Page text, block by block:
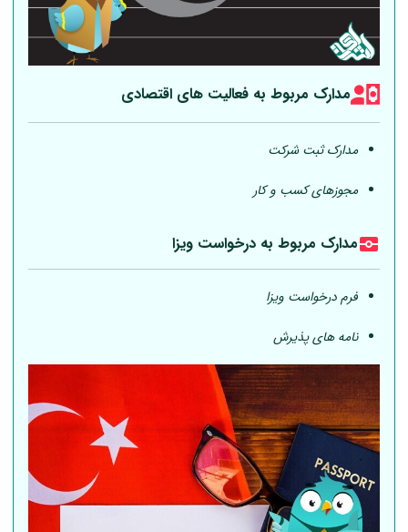
مدارک مربوط به فعالیت های اقتصادی
مدارک ثبت شرکت
مجوزهای کسب و کار
مدارک مربوط به درخواست ویزا
فرم درخواست ویزا
نامه های پذیرش